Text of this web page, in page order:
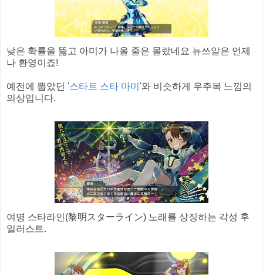
낮은 확률을 뚫고 아미가 나올 줄은 몰랐네요 뉴쓰알은 언제
나 환영이죠!
예전에 뽑았던 '스타트 스타 마미 '와 비슷하게 우주복 느낌의
의상입니다.
여명 스타라인(黎明スターライン) 노래를 상징하는 각성 후
일러스트.